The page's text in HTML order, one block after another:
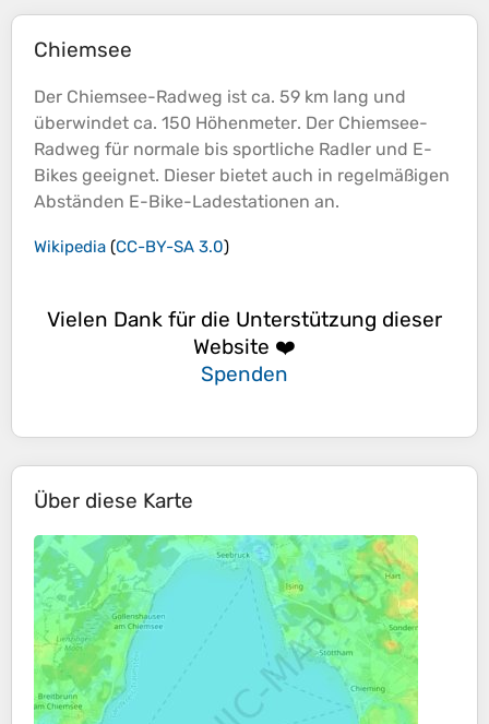
Chiemsee
Der Chiemsee-Radweg ist ca. 59 km lang und
überwindet ca. 150 Höhenmeter. Der Chiemsee-
Radweg für normale bis sportliche Radler und E-
Bikes geeignet. Dieser bietet auch in regelmäßigen
Abständen E-Bike-Ladestationen an.
Wikipedia (CC-BY-SA 3.0)
Vielen Dank für die Unterstützung dieser
Website ❤️
Spenden
Über diese Karte